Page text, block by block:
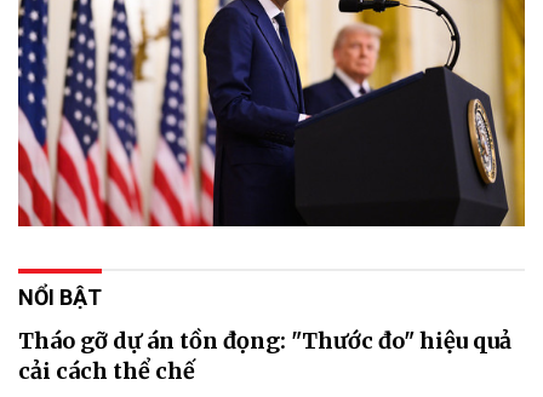
NỔI BẬT
Tháo gỡ dự án tồn đọng: "Thước đo" hiệu quả
cải cách thể chế